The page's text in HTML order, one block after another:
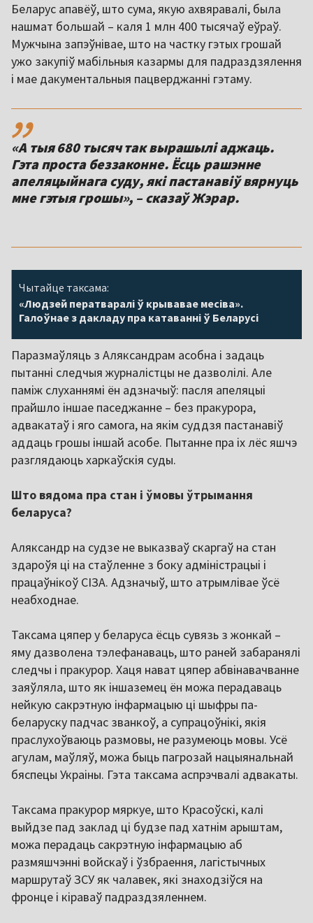
Беларус апавёў, што сума, якую ахвяравалі, была
нашмат большай – каля 1 млн 400 тысячаў еўраў.
Мужчына запэўнівае, што на частку гэтых грошай
ужо закупіў мабільныя казармы для падраздзялення
і мае дакументальныя пацверджанні гэтаму.
,,
«А тыя 680 тысяч так вырашылі аджаць.
Гэта проста беззаконне. Ёсць рашэнне
апеляцыйнага суду, які пастанавіў вярнуць
мне гэтыя грошы», – сказаў Жэрар.
Чытайце таксама:
«Людзей ператваралі ў крывавае месіва».
Галоўнае з дакладу пра катаванні ў Беларусі
Паразмаўляць з Аляксандрам асобна і задаць
пытанні следчыя журналістцы не дазволілі. Але
паміж слуханнямі ён адзначыў: пасля апеляцыі
прайшло іншае паседжанне – без пракурора,
адвакатаў і яго самога, на якім суддзя пастанавіў
аддаць грошы іншай асобе. Пытанне пра іх лёс яшчэ
разглядаюць харкаўскія суды.
Што вядома пра стан і ўмовы ўтрымання
беларуса?
Аляксандр на судзе не выказваў скаргаў на стан
здароўя ці на стаўленне з боку адміністрацыі і
працаўнікоў СІЗА. Адзначыў, што атрымлівае ўсё
неабходнае.
Таксама цяпер у беларуса ёсць сувязь з жонкай –
яму дазволена тэлефанаваць, што раней забаранялі
следчы і пракурор. Хаця нават цяпер абвінавачванне
заяўляла, што як іншаземец ён можа перадаваць
нейкую сакрэтную інфармацыю ці шыфры па-
беларуску падчас званкоў, а супрацоўнікі, якія
праслухоўваюць размовы, не разумеюць мовы. Усё
агулам, маўляў, можа быць пагрозай нацыянальнай
бяспецы Украіны. Гэта таксама аспрэчвалі адвакаты.
Таксама пракурор мяркуе, што Красоўскі, калі
выйдзе пад заклад ці будзе пад хатнім арыштам,
можа перадаць сакрэтную інфармацыю аб
размяшчэнні войскаў і ўзбраення, лагістычных
маршрутаў ЗСУ як чалавек, які знаходзіўся на
фронце і кіраваў падраздзяленнем.